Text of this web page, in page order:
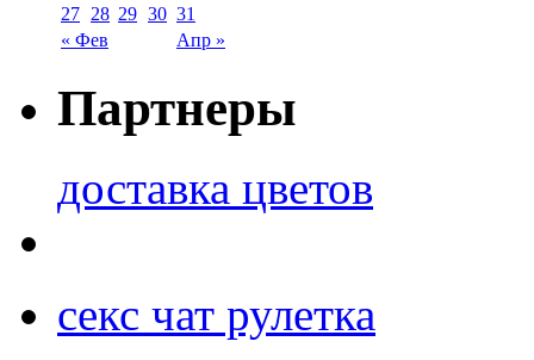
« Фев Апр »
27 28 29 30 31
Партнеры
доставка цветов
секс чат рулетка